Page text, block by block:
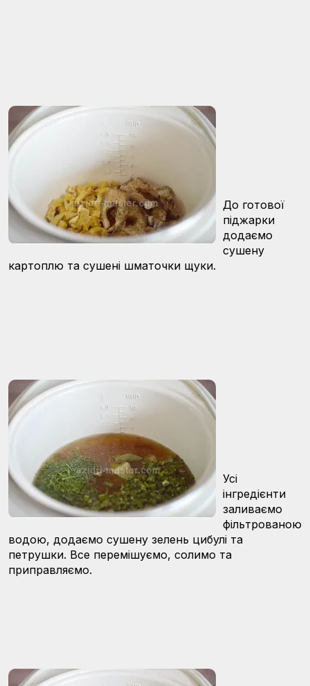
До готової
піджарки
додаємо
сушену
картоплю та сушені шматочки щуки.
Усі
інгредієнти
заливаємо
фільтрованою
водою, додаємо сушену зелень цибулі та
петрушки. Все перемішуємо, солимо та
приправляємо.